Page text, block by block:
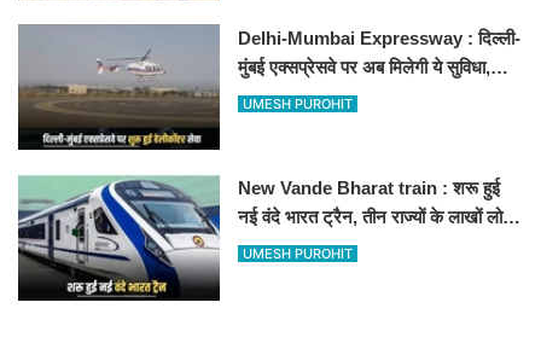
Delhi-Mumbai Expressway : दिल्ली-
मुंबई एक्सप्रेसवे पर अब मिलेगी ये सुविधा,
हेलीकॉप्टर सर्विस से तुरंत घायल पहुंचेगा
UMESH PUROHIT
New Vande Bharat train : शरू हुई
नई वंदे भारत ट्रैन, तीन राज्यों के लाखों लोगों
का सफर होगा आसान, देखें पूरा रूटमैप
UMESH PUROHIT